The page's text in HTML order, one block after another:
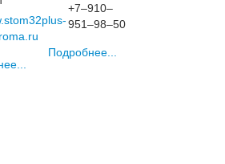
+7‒910‒
951‒98‒50
Подробнее...